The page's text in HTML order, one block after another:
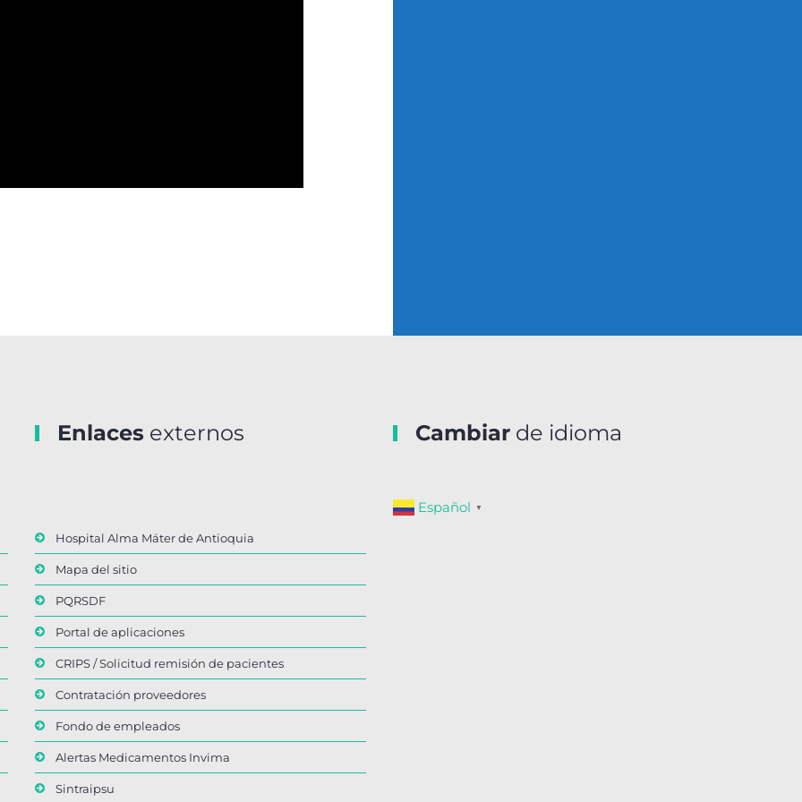
Enlaces externos
Hospital Alma Máter de Antioquia
Mapa del sitio
PQRSDF
Portal de aplicaciones
CRIPS / Solicitud remisión de pacientes
Contratación proveedores
Fondo de empleados
Alertas Medicamentos Invima
Sintraipsu
Cambiar de idioma
Español ▼